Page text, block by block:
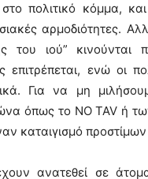
πολιτικό κόμμα,
αρμοδιότητες.
του ιού”
ενώ οι
Για να μη
όπως το NO TAV ή
καταιγισμό προστίμων
ανατεθεί σε